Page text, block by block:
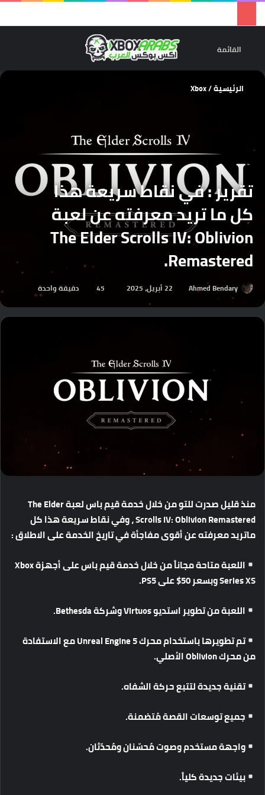
القائمة
الرئيسية/
Xbox
تقرير : في نقاط سريعة هذا
كل ما تريد معرفته عن لعبة
The Elder Scrolls IV: Oblivion
Remastered.
Ahmed Bendary 22 أبريل، 2025 45 دقيقة واحدة
منذقليلصدرتللتومنخلالخدمةقيمباسلعبةThe Elder
Scrolls IV: Oblivion Remastered،وفينقاطسريعةهذاكل
ماتريدمعرفتهعنأقوىمفاجأةفيتاريخالخدمةعلىالاطلاق:
اللعبةمتاحةمجاناًمنخلالخدمةقيمباسعلىأجهزةXbox
Series XSوبسعر على
اللعبةمنتطويراستديوVirtuos وشركةBethesda.
تمتطويرهاباستخداممحركUnreal Engine 5 معالاستفادة
منمحرك الأصلي.
تقنيةجديدةلتتبعحركةالشفاه.
جميعتوسعاتالقصةمُتضمنة.
واجهةمستخدموصوتمُحسّنانومُحدّثان.
بيئاتجديدةكلياً.